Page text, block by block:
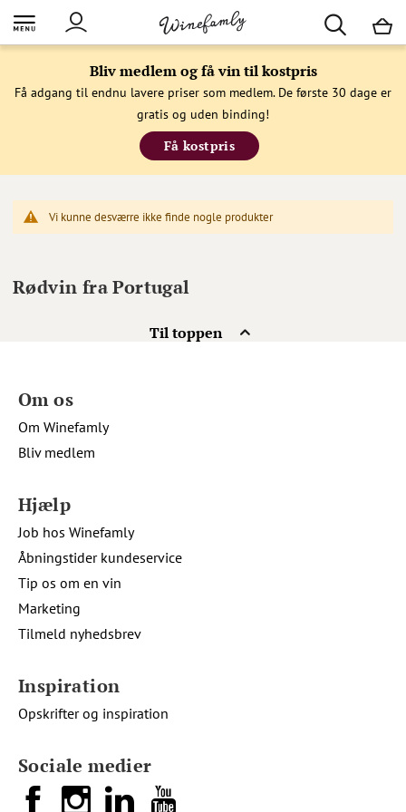
Bliv medlem og få vin til kostpris
Få adgang til endnu lavere priser som medlem. De første 30 dage er
gratis og uden binding!
Få kostpris
Vi kunne desværre ikke finde nogle produkter
Til toppen
Rødvin fra Portugal
Sociale medier
Om os
Om Winefamly
Bliv medlem
Hjælp
Job hos Winefamly
Åbningstider kundeservice
Tip os om en vin
Marketing
Tilmeld nyhedsbrev
Inspiration
Opskrifter og inspiration